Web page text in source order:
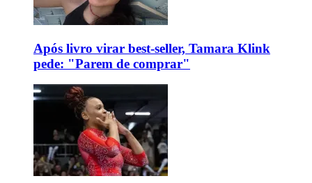
Após livro virar best-seller, Tamara Klink
pede: "Parem de comprar"